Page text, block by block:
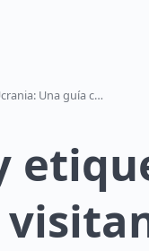
Costumbres y etiqueta en Ucrania: Una guía cultural para visitantes